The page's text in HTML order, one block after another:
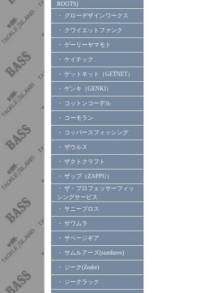
ROOTS)
・ グローデザインワークス
・ クワイエットファンク
・ ゲーリーヤマモト
・ ケイテック
・ ゲットネット（GETNET）
・ ゲンキ（GENKI）
・ コットンコーデル
・ コーモラン
・ コッパースフィッシング
・ ザウルス
・ ザクトクラフト
・ ザップ（ZAPPU）
・ ザ・プロフェッサーフィッ
シングサービス
・ サニーブロス
・ サワムラ
・ サベージギア
・ サムルアーズ(sumlures)
・ ジーク(Zeake)
・ ジークラック